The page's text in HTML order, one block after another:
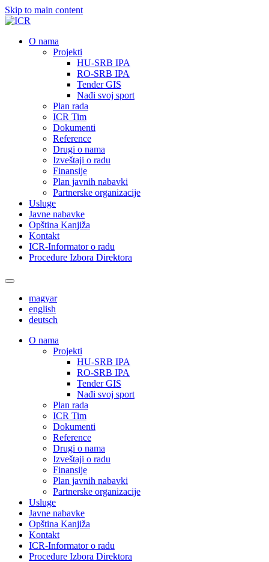
Skip to main content
О nama
Projekti
HU-SRB IPA
RO-SRB IPA
Tender GIS
Nađi svoj sport
Plan rada
ICR Tim
Dokumenti
Reference
Drugi o nama
Izveštaji o radu
Finansije
Plan javnih nabavki
Partnerske organizacije
Usluge
Javne nabavke
Opština Kanjiža
Kontakt
ICR-Informator o radu
Procedure Izbora Direktora
magyar
english
deutsch
О nama
Projekti
HU-SRB IPA
RO-SRB IPA
Tender GIS
Nađi svoj sport
Plan rada
ICR Tim
Dokumenti
Reference
Drugi o nama
Izveštaji o radu
Finansije
Plan javnih nabavki
Partnerske organizacije
Usluge
Javne nabavke
Opština Kanjiža
Kontakt
ICR-Informator o radu
Procedure Izbora Direktora